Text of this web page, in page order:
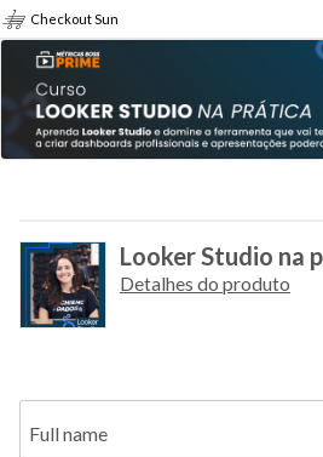
Checkout Sun
Looker Studio na
Detalhes do produto
Full name